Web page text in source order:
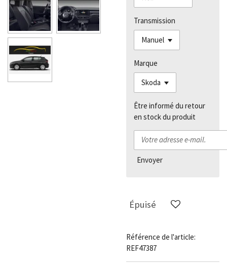
Transmission
Marque
Être informé du retour
en stock du produit
Envoyer
Épuisé
Référence de l'article:
REF47387